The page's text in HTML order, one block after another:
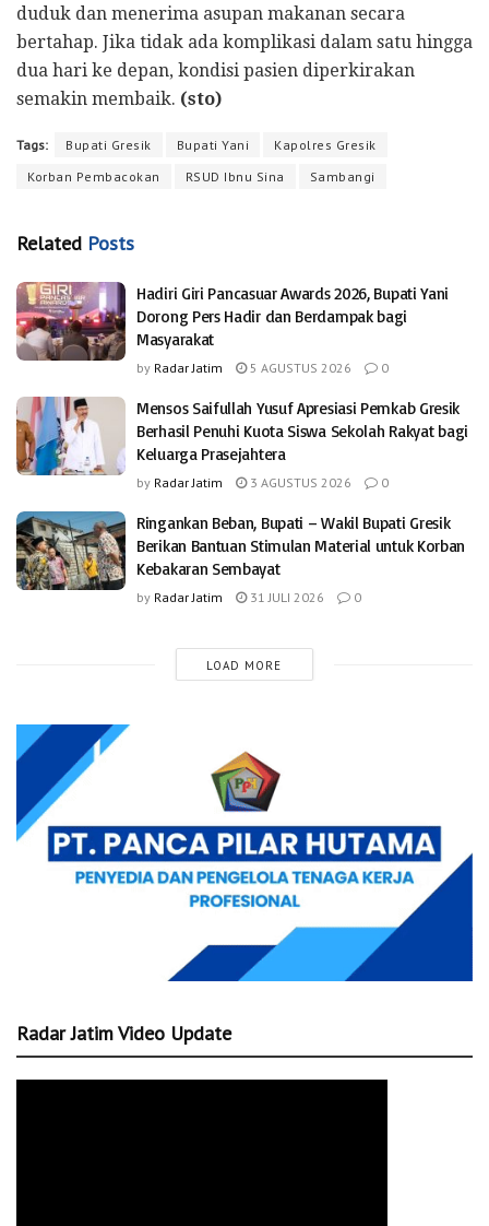
duduk dan menerima asupan makanan secara
bertahap. Jika tidak ada komplikasi dalam satu hingga
dua hari ke depan, kondisi pasien diperkirakan
semakin membaik. (sto)
Tags: Bupati Gresik Bupati Yani
Kapolres Gresik
Korban Pembacokan
RSUD Ibnu Sina Sambangi
Related Posts
Hadiri Giri Pancasuar Awards 2026, Bupati Yani
Dorong Pers Hadir dan Berdampak bagi
Masyarakat
by Radar Jatim 5 AGUSTUS 2026 0
Mensos Saifullah Yusuf Apresiasi Pemkab Gresik
Berhasil Penuhi Kuota Siswa Sekolah Rakyat bagi
Keluarga Prasejahtera
by Radar Jatim 3 AGUSTUS 2026 0
Ringankan Beban, Bupati – Wakil Bupati Gresik
Berikan Bantuan Stimulan Material untuk Korban
Kebakaran Sembayat
by Radar Jatim 31 JULI 2026 0
LOAD MORE
Radar Jatim Video Update